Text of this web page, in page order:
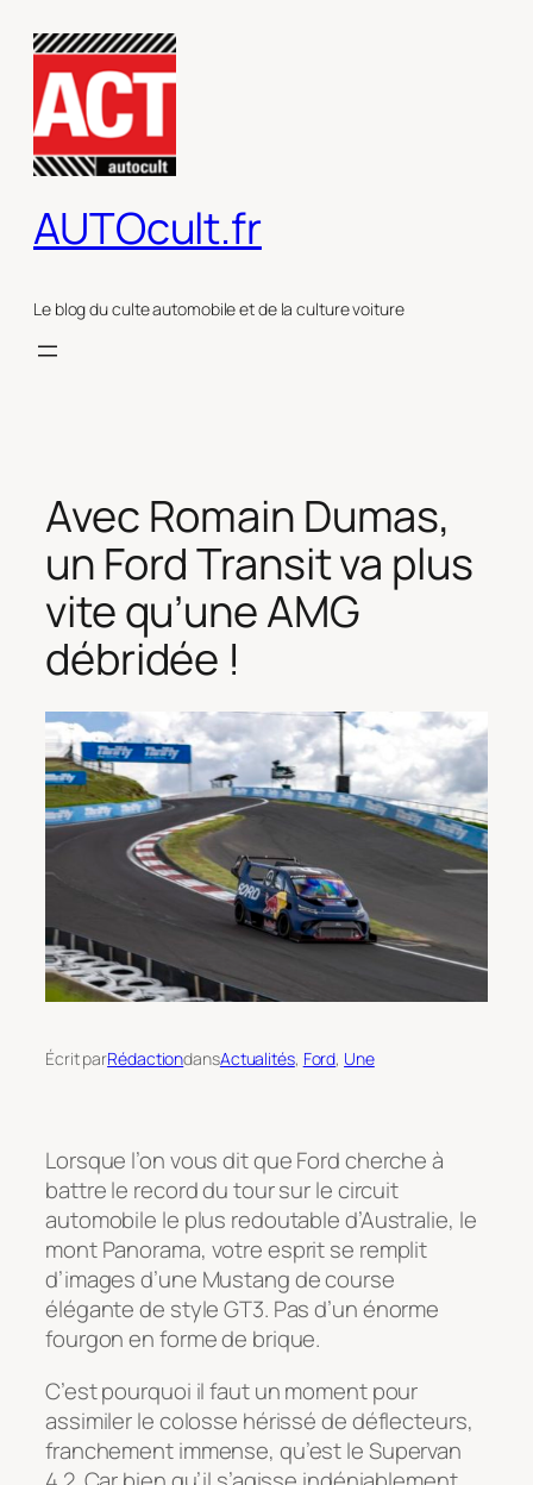
contenu
AUTOcult.fr
Le blog du culte automobile et de la culture voiture
Avec Romain Dumas,
un Ford Transit va plus
vite qu’une AMG
débridée !
Écrit parRédactiondansActualités, Ford, Une
Lorsque l’on vous dit que Ford cherche à
battre le record du tour sur le circuit
automobile le plus redoutable d’Australie, le
mont Panorama, votre esprit se remplit
d’images d’une Mustang de course
élégante de style GT3. Pas d’un énorme
fourgon en forme de brique.
C’est pourquoi il faut un moment pour
assimiler le colosse hérissé de déflecteurs,
franchement immense, qu’est le Supervan